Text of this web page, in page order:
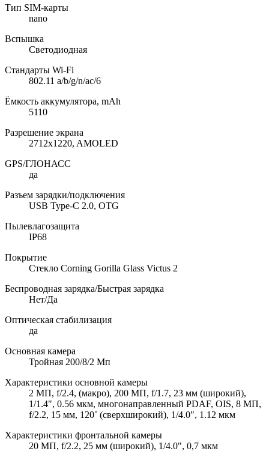
Тип SIM-карты
nano
Вспышка
Светодиодная
Стандарты Wi-Fi
802.11 a/b/g/n/ac/6
Ёмкость аккумулятора, mAh
5110
Разрешение экрана
2712x1220, AMOLED
GPS/ГЛОНАСС
да
Разъем зарядки/подключения
USB Type-C 2.0, OTG
Пылевлагозащита
IP68
Покрытие
Стекло Corning Gorilla Glass Victus 2
Беспроводная зарядка/Быстрая зарядка
Нет/Да
Оптическая стабилизация
да
Основная камера
Тройная 200/8/2 Мп
Характеристики основной камеры
2 МП, f/2.4, (макро), 200 МП, f/1.7, 23 мм (широкий),
1/1.4", 0.56 мкм, многонаправленный PDAF, OIS, 8 МП,
f/2.2, 15 мм, 120˚ (сверхширокий), 1/4.0", 1.12 мкм
Характеристики фронтальной камеры
20 МП, f/2.2, 25 мм (широкий), 1/4.0", 0,7 мкм